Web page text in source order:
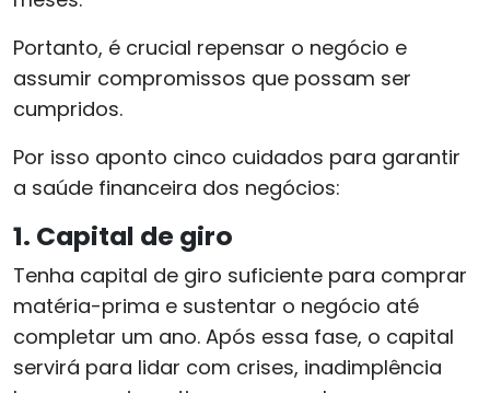
Portanto, é crucial repensar o negócio e
assumir compromissos que possam ser
cumpridos.
Por isso aponto cinco cuidados para garantir
a saúde financeira dos negócios:
1. Capital de giro
Tenha capital de giro suficiente para comprar
matéria-prima e sustentar o negócio até
completar um ano. Após essa fase, o capital
servirá para lidar com crises, inadimplência